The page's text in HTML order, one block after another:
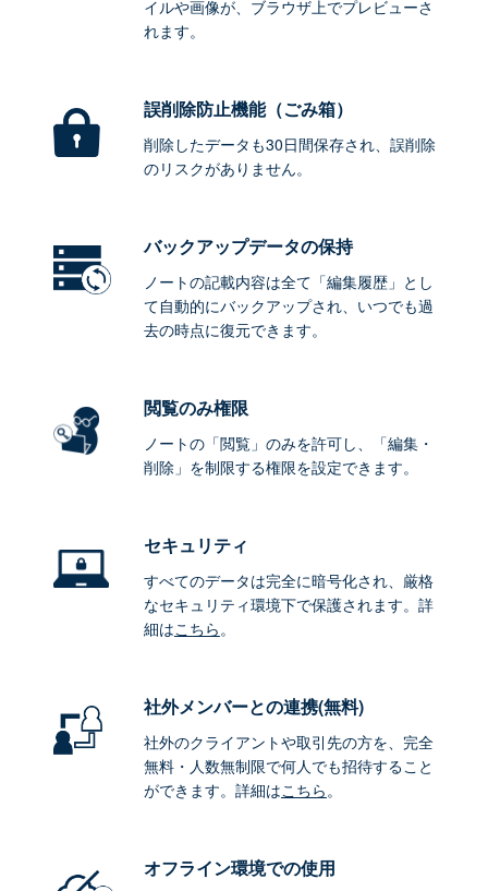
イルや画像が、ブラウザ上でプレビューさ
れます。
誤削除防止機能（ごみ箱）
削除したデータも30日間保存され、誤削除
のリスクがありません。
バックアップデータの保持
ノートの記載内容は全て「編集履歴」とし
て自動的にバックアップされ、いつでも過
去の時点に復元できます。
閲覧のみ権限
ノートの「閲覧」のみを許可し、「編集・
削除」を制限する権限を設定できます。
セキュリティ
すべてのデータは完全に暗号化され、厳格
なセキュリティ環境下で保護されます。詳
細はこちら。
社外メンバーとの連携(無料)
社外のクライアントや取引先の方を、完全
無料・人数無制限で何人でも招待すること
ができます。詳細はこちら。
オフライン環境での使用